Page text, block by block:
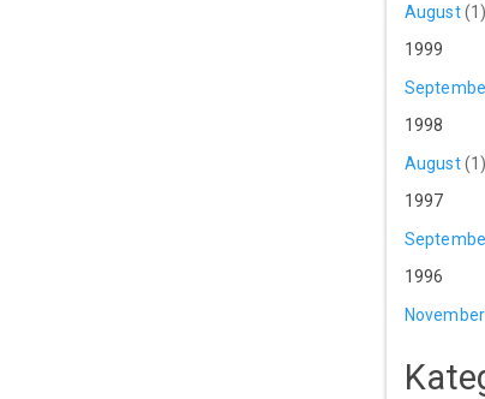
August(1)
1999
1998
August(1)
1997
1996
November